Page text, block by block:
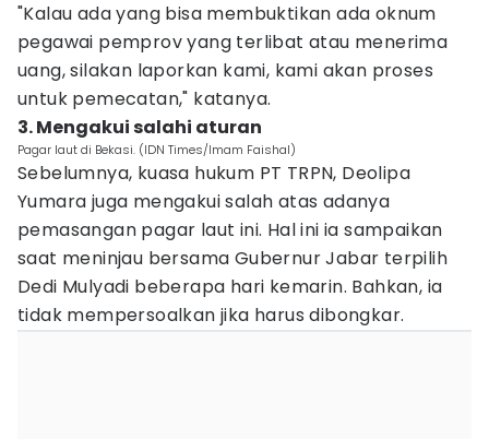
"Kalau ada yang bisa membuktikan ada oknum
pegawai pemprov yang terlibat atau menerima
uang, silakan laporkan kami, kami akan proses
untuk pemecatan," katanya.
3. Mengakui salahi aturan
Pagar laut di Bekasi. (IDN Times/Imam Faishal)
Sebelumnya, kuasa hukum PT TRPN, Deolipa
Yumara juga mengakui salah atas adanya
pemasangan pagar laut ini. Hal ini ia sampaikan
saat meninjau bersama Gubernur Jabar terpilih
Dedi Mulyadi beberapa hari kemarin. Bahkan, ia
tidak mempersoalkan jika harus dibongkar.